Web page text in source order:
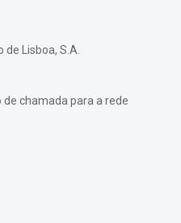
Lisboa, S.A.
de chamada para a rede